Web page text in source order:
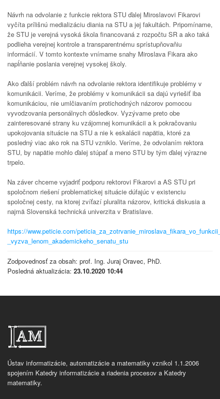
Návrh na odvolanie z funkcie rektora STU ďalej Miroslavovi Fikarovi
vyčíta prílišnú medializáciu diania na STU a jej fakultách. Pripomíname,
že STU je verejná vysoká škola financovaná z rozpočtu SR a ako taká
podlieha verejnej kontrole a transparentnému sprístupňovaňiu
informácií. V tomto kontexte vnímame snahy Miroslava Fikara ako
napĺňanie poslania verejnej vysokej školy.
Ako ďalší problém návrh na odvolanie rektora identifikuje problémy v
komunikácii. Veríme, že problémy v komunikácii sa dajú vyriešiť iba
komunikáciou, nie umlčiavaním protichodných názorov pomocou
vyvodzovania personálnych dôsledkov. Vyzývame preto obe
zainteresované strany ku vzájomnej komunikácii a k pokračovaniu
upokojovania situácie na STU a nie k eskalácii napätia, ktoré za
posledný viac ako rok na STU vzniklo. Veríme, že odvolaním rektora
STU, by napätie mohlo ďalej stúpať a meno STU by tým ďalej výrazne
trpelo.
Na záver chceme vyjadriť podporu rektorovi Fikarovi a AS STU pri
spoločnom riešení problematickej situácie dúfajúc v existenciu
spoločnej cesty, na ktorej zvíťazí pluralita názorov, kritická diskusia a
najmä Slovenská technická univerzita v Bratislave.
https://www.peticie.com/
_vyzva_lenom_akademickeho_senatu_stu
Zodpovednosť za obsah: prof. Ing. Juraj Oravec, PhD.
Posledná aktualizácia: 23.10.2020 10:44
Ústav informatizácie, automatizácie a matematiky vznikol 1.1.2006
spojením Katedry informatizácie a riadenia procesov a Katedry
matematiky.